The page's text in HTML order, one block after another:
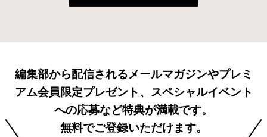
編集部から配信されるメールマガジンやプレミ
アム会員限定プレゼント、スペシャルイベント
への応募など特典が満載です。
無料でご登録いただけます。